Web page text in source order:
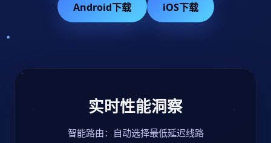
Android下载 iOS下载
实时性能洞察
智能路由：自动选择最低延迟线路